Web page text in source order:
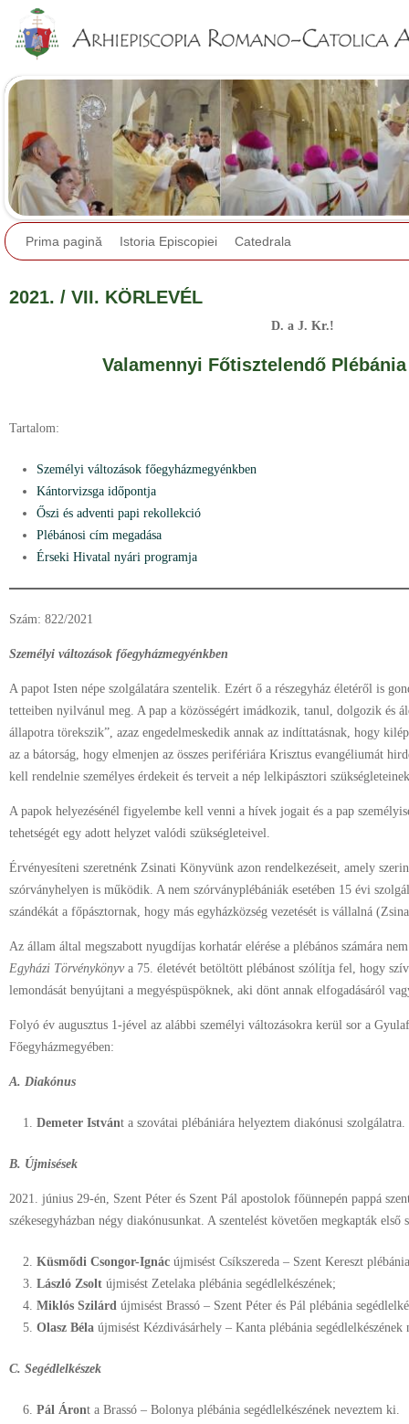
Prima pagină Istoria Episcopiei Catedrala
2021. / VII. KÖRLEVÉL
D. a J. Kr.!
Valamennyi Főtisztelendő
Tartalom:
Személyi változások főegyházmegyénkben
Kántorvizsga időpontja
Őszi és adventi papi rekollekció
Plébánosi cím megadása
Érseki Hivatal nyári programja
Szám: 822/2021
Személyi változások főegyházmegyénkben
A papot Isten népe szolgálatára szentelik. Ezért ő a részegyház életéről is
tetteiben nyilvánul meg. A pap a közösségért imádkozik, tanul, dolgozik és
állapotra törekszik”, azaz engedelmeskedik annak az indíttatásnak, hogy
az a bátorság, hogy elmenjen az összes perifériára Krisztus evangéliumát
kell rendelnie személyes érdekeit és terveit a nép lelkipásztori
A papok helyezésénél figyelembe kell venni a hívek jogait és a pap
tehetségét egy adott helyzet valódi szükségleteivel.
Érvényesíteni szeretnénk Zsinati Könyvünk azon rendelkezéseit, amely
szórványhelyen is működik. A nem szórványplébániák esetében 15 évi
szándékát a főpásztornak, hogy más egyházközség vezetését is vállalná
Az állam által megszabott nyugdíjas korhatár elérése a plébános számára
Egyházi Törvénykönyv a 75. életévét betöltött plébánost szólítja fel, hogy
lemondását benyújtani a megyéspüspöknek, aki dönt annak elfogadásáról
Folyó év augusztus 1-jével az alábbi személyi változásokra kerül sor a
Főegyházmegyében:
A. Diakónus
Demeter Istvánt a szovátai plébániára helyeztem diakónusi szolgálatra.
B. Újmisések
2021. június 29-én, Szent Péter és Szent Pál apostolok főünnepén pappá
székesegyházban négy diakónusunkat. A szentelést követően megkapták
Küsmődi Csongor-Ignác újmisést Csíkszereda – Szent Kereszt
László Zsolt újmisést Zetelaka plébánia segédlelkészének;
Miklós Szilárd újmisést Brassó – Szent Péter és Pál plébánia
Olasz Béla újmisést Kézdivásárhely – Kanta plébánia segédlelkészének
C. Segédlelkészek
Pál Áront a Brassó – Bolonya plébánia segédlelkészének neveztem ki.